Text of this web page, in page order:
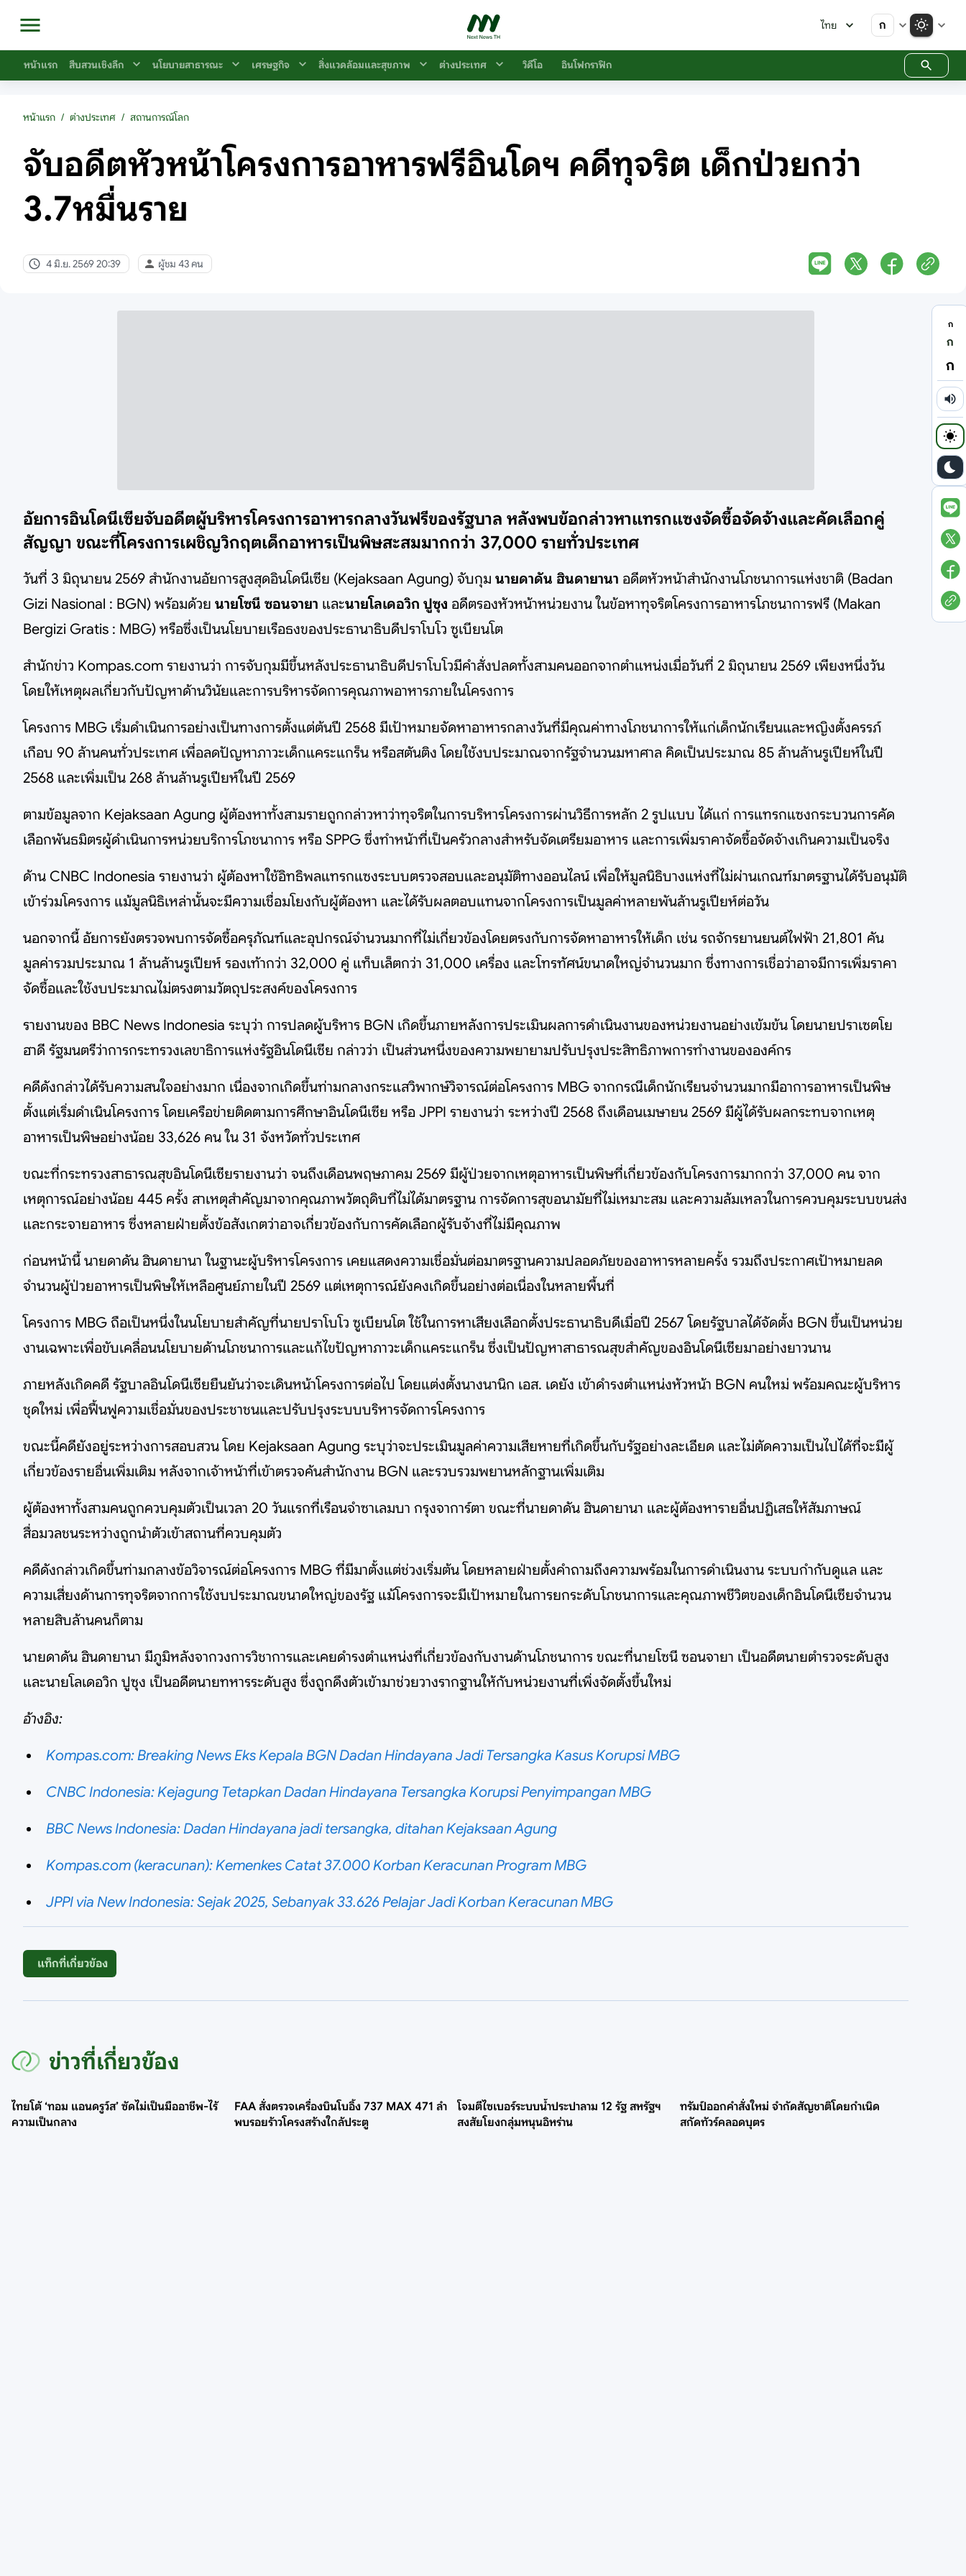
ไทย ก
หน้าแรก สืบสวนเชิงลึก นโยบายสาธารณะ เศรษฐกิจ สิ่งแวดล้อมและสุขภาพ ต่างประเทศ วิดีโอ อินโฟกราฟิก
หน้าแรก / ต่างประเทศ / สถานการณ์โลก
จับอดีตหัวหน้าโครงการอาหารฟรีอินโดฯ คดีทุจริต เด็กป่วยกว่า
3.7หมื่นราย
4 มิ.ย. 2569 20:39 ผู้ชม 43 คน
อัยการอินโดนีเซียจับอดีตผู้บริหารโครงการอาหารกลางวันฟรีของรัฐบาล หลังพบข้อกล่าวหาแทรกแซงจัดซื้อจัดจ้างและคัดเลือกคู่
สัญญา ขณะที่โครงการเผชิญวิกฤตเด็กอาหารเป็นพิษสะสมมากกว่า 37,000 รายทั่วประเทศ
วันที่ 3 มิถุนายน 2569 สำนักงานอัยการสูงสุดอินโดนีเซีย (Kejaksaan Agung) จับกุม นายดาดัน ฮินดายานา อดีตหัวหน้าสำนักงานโภชนาการแห่งชาติ (Badan
Gizi Nasional : BGN) พร้อมด้วย นายโซนี ซอนจายา และนายโลเดอวิก ปูซุง อดีตรองหัวหน้าหน่วยงาน ในข้อหาทุจริตโครงการอาหารโภชนาการฟรี (Makan
Bergizi Gratis : MBG) หรือซึ่งเป็นนโยบายเรือธงของประธานาธิบดีปราโบโว ซูเบียนโต
สำนักข่าว Kompas.com รายงานว่า การจับกุมมีขึ้นหลังประธานาธิบดีปราโบโวมีคำสั่งปลดทั้งสามคนออกจากตำแหน่งเมื่อวันที่ 2 มิถุนายน 2569 เพียงหนึ่งวัน
โดยให้เหตุผลเกี่ยวกับปัญหาด้านวินัยและการบริหารจัดการคุณภาพอาหารภายในโครงการ
โครงการ MBG เริ่มดำเนินการอย่างเป็นทางการตั้งแต่ต้นปี 2568 มีเป้าหมายจัดหาอาหารกลางวันที่มีคุณค่าทางโภชนาการให้แก่เด็กนักเรียนและหญิงตั้งครรภ์
เกือบ 90 ล้านคนทั่วประเทศ เพื่อลดปัญหาภาวะเด็กแคระแกร็น หรือสตันติง โดยใช้งบประมาณจากรัฐจำนวนมหาศาล คิดเป็นประมาณ 85 ล้านล้านรูเปียห์ในปี
2568 และเพิ่มเป็น 268 ล้านล้านรูเปียห์ในปี 2569
ตามข้อมูลจาก Kejaksaan Agung ผู้ต้องหาทั้งสามรายถูกกล่าวหาว่าทุจริตในการบริหารโครงการผ่านวิธีการหลัก 2 รูปแบบ ได้แก่ การแทรกแซงกระบวนการคัด
เลือกพันธมิตรผู้ดำเนินการหน่วยบริการโภชนาการ หรือ SPPG ซึ่งทำหน้าที่เป็นครัวกลางสำหรับจัดเตรียมอาหาร และการเพิ่มราคาจัดซื้อจัดจ้างเกินความเป็นจริง
ด้าน CNBC Indonesia รายงานว่า ผู้ต้องหาใช้อิทธิพลแทรกแซงระบบตรวจสอบและอนุมัติทางออนไลน์ เพื่อให้มูลนิธิบางแห่งที่ไม่ผ่านเกณฑ์มาตรฐานได้รับอนุมัติ
เข้าร่วมโครงการ แม้มูลนิธิเหล่านั้นจะมีความเชื่อมโยงกับผู้ต้องหา และได้รับผลตอบแทนจากโครงการเป็นมูลค่าหลายพันล้านรูเปียห์ต่อวัน
นอกจากนี้ อัยการยังตรวจพบการจัดซื้อครุภัณฑ์และอุปกรณ์จำนวนมากที่ไม่เกี่ยวข้องโดยตรงกับการจัดหาอาหารให้เด็ก เช่น รถจักรยานยนต์ไฟฟ้า 21,801 คัน
มูลค่ารวมประมาณ 1 ล้านล้านรูเปียห์ รองเท้ากว่า 32,000 คู่ แท็บเล็ตกว่า 31,000 เครื่อง และโทรทัศน์ขนาดใหญ่จำนวนมาก ซึ่งทางการเชื่อว่าอาจมีการเพิ่มราคา
จัดซื้อและใช้งบประมาณไม่ตรงตามวัตถุประสงค์ของโครงการ
รายงานของ BBC News Indonesia ระบุว่า การปลดผู้บริหาร BGN เกิดขึ้นภายหลังการประเมินผลการดำเนินงานของหน่วยงานอย่างเข้มข้น โดยนายปราเซตโย
ฮาดี รัฐมนตรีว่าการกระทรวงเลขาธิการแห่งรัฐอินโดนีเซีย กล่าวว่า เป็นส่วนหนึ่งของความพยายามปรับปรุงประสิทธิภาพการทำงานขององค์กร
คดีดังกล่าวได้รับความสนใจอย่างมาก เนื่องจากเกิดขึ้นท่ามกลางกระแสวิพากษ์วิจารณ์ต่อโครงการ MBG จากกรณีเด็กนักเรียนจำนวนมากมีอาการอาหารเป็นพิษ
ตั้งแต่เริ่มดำเนินโครงการ โดยเครือข่ายติดตามการศึกษาอินโดนีเซีย หรือ JPPI รายงานว่า ระหว่างปี 2568 ถึงเดือนเมษายน 2569 มีผู้ได้รับผลกระทบจากเหตุ
อาหารเป็นพิษอย่างน้อย 33,626 คน ใน 31 จังหวัดทั่วประเทศ
ขณะที่กระทรวงสาธารณสุขอินโดนีเซียรายงานว่า จนถึงเดือนพฤษภาคม 2569 มีผู้ป่วยจากเหตุอาหารเป็นพิษที่เกี่ยวข้องกับโครงการมากกว่า 37,000 คน จาก
เหตุการณ์อย่างน้อย 445 ครั้ง สาเหตุสำคัญมาจากคุณภาพวัตถุดิบที่ไม่ได้มาตรฐาน การจัดการสุขอนามัยที่ไม่เหมาะสม และความล้มเหลวในการควบคุมระบบขนส่ง
และกระจายอาหาร ซึ่งหลายฝ่ายตั้งข้อสังเกตว่าอาจเกี่ยวข้องกับการคัดเลือกผู้รับจ้างที่ไม่มีคุณภาพ
ก่อนหน้านี้ นายดาดัน ฮินดายานา ในฐานะผู้บริหารโครงการ เคยแสดงความเชื่อมั่นต่อมาตรฐานความปลอดภัยของอาหารหลายครั้ง รวมถึงประกาศเป้าหมายลด
จำนวนผู้ป่วยอาหารเป็นพิษให้เหลือศูนย์ภายในปี 2569 แต่เหตุการณ์ยังคงเกิดขึ้นอย่างต่อเนื่องในหลายพื้นที่
โครงการ MBG ถือเป็นหนึ่งในนโยบายสำคัญที่นายปราโบโว ซูเบียนโต ใช้ในการหาเสียงเลือกตั้งประธานาธิบดีเมื่อปี 2567 โดยรัฐบาลได้จัดตั้ง BGN ขึ้นเป็นหน่วย
งานเฉพาะเพื่อขับเคลื่อนนโยบายด้านโภชนาการและแก้ไขปัญหาภาวะเด็กแคระแกร็น ซึ่งเป็นปัญหาสาธารณสุขสำคัญของอินโดนีเซียมาอย่างยาวนาน
ภายหลังเกิดคดี รัฐบาลอินโดนีเซียยืนยันว่าจะเดินหน้าโครงการต่อไป โดยแต่งตั้งนางนานิก เอส. เดยัง เข้าดำรงตำแหน่งหัวหน้า BGN คนใหม่ พร้อมคณะผู้บริหาร
ชุดใหม่ เพื่อฟื้นฟูความเชื่อมั่นของประชาชนและปรับปรุงระบบบริหารจัดการโครงการ
ขณะนี้คดียังอยู่ระหว่างการสอบสวน โดย Kejaksaan Agung ระบุว่าจะประเมินมูลค่าความเสียหายที่เกิดขึ้นกับรัฐอย่างละเอียด และไม่ตัดความเป็นไปได้ที่จะมีผู้
เกี่ยวข้องรายอื่นเพิ่มเติม หลังจากเจ้าหน้าที่เข้าตรวจค้นสำนักงาน BGN และรวบรวมพยานหลักฐานเพิ่มเติม
ผู้ต้องหาทั้งสามคนถูกควบคุมตัวเป็นเวลา 20 วันแรกที่เรือนจำซาเลมบา กรุงจาการ์ตา ขณะที่นายดาดัน ฮินดายานา และผู้ต้องหารายอื่นปฏิเสธให้สัมภาษณ์
สื่อมวลชนระหว่างถูกนำตัวเข้าสถานที่ควบคุมตัว
คดีดังกล่าวเกิดขึ้นท่ามกลางข้อวิจารณ์ต่อโครงการ MBG ที่มีมาตั้งแต่ช่วงเริ่มต้น โดยหลายฝ่ายตั้งคำถามถึงความพร้อมในการดำเนินงาน ระบบกำกับดูแล และ
ความเสี่ยงด้านการทุจริตจากการใช้งบประมาณขนาดใหญ่ของรัฐ แม้โครงการจะมีเป้าหมายในการยกระดับโภชนาการและคุณภาพชีวิตของเด็กอินโดนีเซียจำนวน
หลายสิบล้านคนก็ตาม
นายดาดัน ฮินดายานา มีภูมิหลังจากวงการวิชาการและเคยดำรงตำแหน่งที่เกี่ยวข้องกับงานด้านโภชนาการ ขณะที่นายโซนี ซอนจายา เป็นอดีตนายตำรวจระดับสูง
และนายโลเดอวิก ปูซุง เป็นอดีตนายทหารระดับสูง ซึ่งถูกดึงตัวเข้ามาช่วยวางรากฐานให้กับหน่วยงานที่เพิ่งจัดตั้งขึ้นใหม่
อ้างอิง:
Kompas.com: Breaking News Eks Kepala BGN Dadan Hindayana Jadi Tersangka Kasus Korupsi MBG
CNBC Indonesia: Kejagung Tetapkan Dadan Hindayana Tersangka Korupsi Penyimpangan MBG
BBC News Indonesia: Dadan Hindayana jadi tersangka, ditahan Kejaksaan Agung
Kompas.com (keracunan): Kemenkes Catat 37.000 Korban Keracunan Program MBG
JPPI via New Indonesia: Sejak 2025, Sebanyak 33.626 Pelajar Jadi Korban Keracunan MBG
แท็กที่เกี่ยวข้อง
ก
ก
ก
ข่าวที่เกี่ยวข้อง
ไทยโต้ ‘ทอม แอนดรูว์ส’ ซัดไม่เป็นมืออาชีพ-ไร้
ความเป็นกลาง
FAA สั่งตรวจเครื่องบินโบอิ้ง 737 MAX 471 ลำ
พบรอยร้าวโครงสร้างใกล้ประตู
โจมตีไซเบอร์ระบบน้ำประปาลาม 12 รัฐ สหรัฐฯ
สงสัยโยงกลุ่มหนุนอิหร่าน
ทรัมป์ออกคำสั่งใหม่ จำกัดสัญชาติโดยกำเนิด
สกัดทัวร์คลอดบุตร